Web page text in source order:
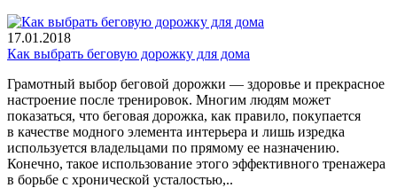
17.01.2018
Как выбрать беговую дорожку для дома
Грамотный выбор беговой дорожки — здоровье и прекрасное
настроение после тренировок. Многим людям может
показаться, что беговая дорожка, как правило, покупается
в качестве модного элемента интерьера и лишь изредка
используется владельцами по прямому ее назначению.
Конечно, такое использование этого эффективного тренажера
в борьбе с хронической усталостью,..